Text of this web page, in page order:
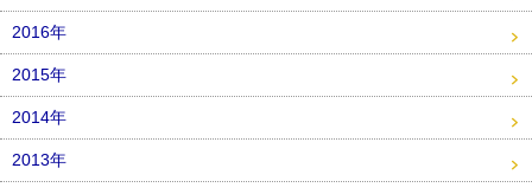
2016年
2015年
2014年
2013年